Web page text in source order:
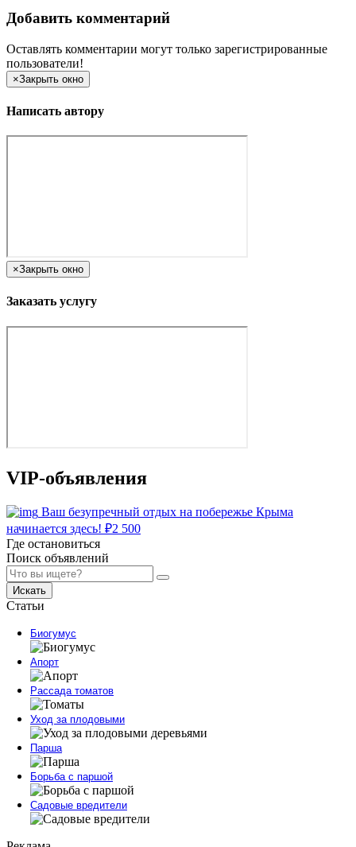
Добавить комментарий
Оставлять комментарии могут только зарегистрированные
пользователи!
×Закрыть окно
Написать автору
×Закрыть окно
Заказать услугу
VIP-объявления
Ваш безупречный отдых на побережье Крыма
начинается здесь! ₽2 500
Где остановиться
Поиск объявлений
Искать
Статьи
Биогумус
Апорт
Рассада томатов
Уход за плодовыми
Парша
Борьба с паршой
Садовые вредители